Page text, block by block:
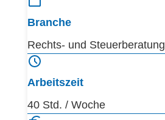
Branche
Rechts- und Steuerberatung
Arbeitszeit
40 Std. / Woche